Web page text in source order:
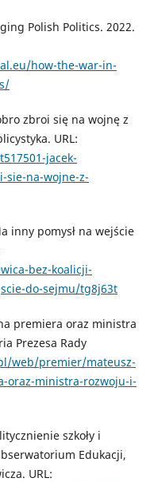
Polish Politics. 2022.
how-the-war-in-
zbroi się na wojnę z
URL:
jacek-
sie-na-wojne-z-
inny pomysł na wejście
bez-koalicji-
do-sejmu/tg8j63t
premiera oraz ministra
Prezesa Rady
web/premier/mateusz-
oraz-ministra-rozwoju-i-
szkoły i
Edukacji,
URL: